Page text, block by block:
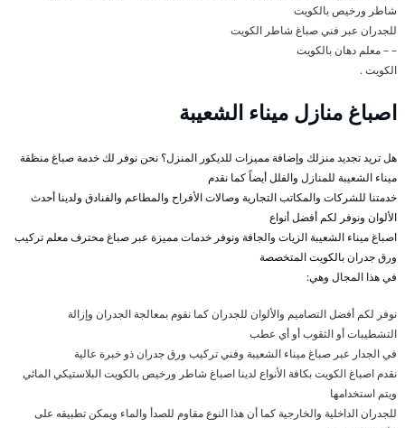
شاطر ورخيص بالكويت
للجدران عبر فني صباغ شاطر الكويت
– – معلم دهان بالكويت
الكويت .
اصباغ منازل ميناء الشعيبة
هل تريد تجديد منزلك وإضافة مميزات للديكور المنزل؟ نحن نوفر لك خدمة صباغ منظقة
ميناء الشعيبة للمنازل والفلل أيضاً كما نقدم
خدمتنا للشركات والمكاتب التجارية وصالات الأفراح والمطاعم والفنادق ولدينا أحدث
الألوان ونوفر لكم أفضل أنواع
اصباغ ميناء الشعيبة الزيات والجافة ونوفر خدمات مميزة عبر صباغ محترف معلم تركيب
ورق جدران بالكويت المتخصصة
في هذا المجال وهي:
نوفر لكم أفضل التصاميم والألوان للجدران كما نقوم بمعالجة الجدران وإزالة
التشطيبات أو الثقوب أو أي عطب
في الجدار عبر صباغ ميناء الشعيبة وفني تركيب ورق جدران ذو خبرة عالية
نقدم اصباغ الكويت بكافة الأنواع لدينا اصباغ شاطر ورخيص بالكويت البلاستيكي المائي
ويتم استخدامها
للجدران الداخلية والخارجية كما أن هذا النوع مقاوم للصدأ والماء ويمكن تطبيقه على